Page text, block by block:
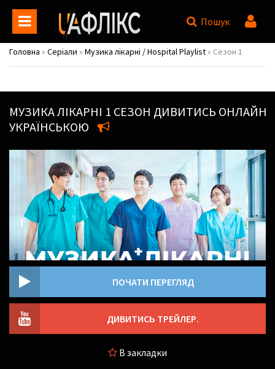
Пошук
Головна » Серіали » Музика лікарні / Hospital Playlist » Сезон 1
МУЗИКА ЛІКАРНІ 1 СЕЗОН ДИВИТИСЬ ОНЛАЙН
УКРАЇНСЬКОЮ
ПОЧАТИ ПЕРЕГЛЯД
ДИВИТИСЬ ТРЕЙЛЕР.
В закладки